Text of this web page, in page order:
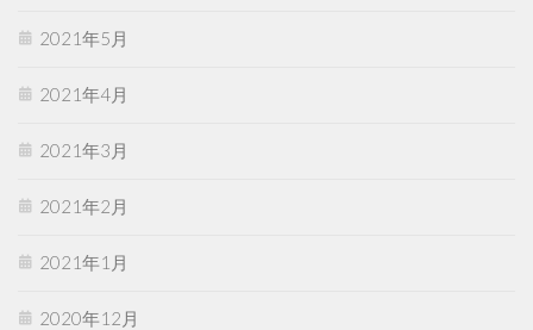
2021年5月
2021年4月
2021年3月
2021年2月
2021年1月
2020年12月